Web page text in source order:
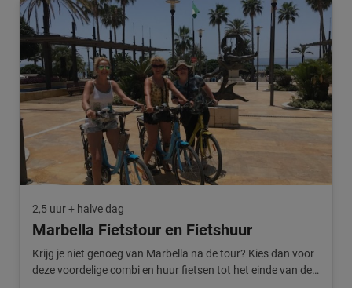
2,5 uur + halve dag
Marbella Fietstour en Fietshuur
Krijg je niet genoeg van Marbella na de tour? Kies dan voor
deze voordelige combi en huur fietsen tot het einde van de